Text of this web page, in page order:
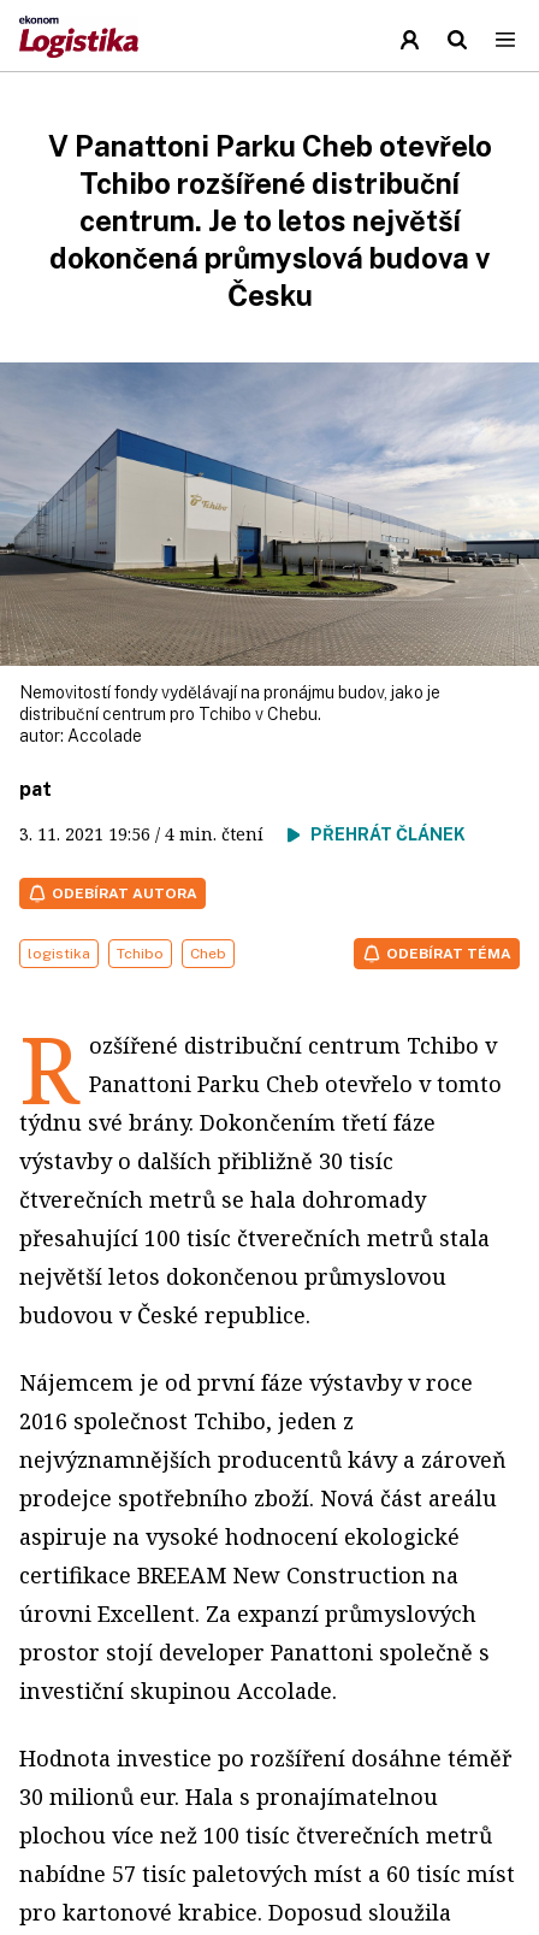
V Panattoni Parku Cheb otevřelo
Tchibo rozšířené distribuční
centrum. Je to letos největší
dokončená průmyslová budova v
Česku
Nemovitostí fondy vydělávají na pronájmu budov, jako je
distribuční centrum pro Tchibo v Chebu.
autor: Accolade
pat
3. 11. 2021 19:56 / 4 min. čtení PŘEHRÁT ČLÁNEK
ODEBÍRAT AUTORA
logistika Tchibo Cheb ODEBÍRAT TÉMA
R ozšířené distribuční centrum Tchibo v
Panattoni Parku Cheb otevřelo v tomto
týdnu své brány. Dokončením třetí fáze
výstavby o dalších přibližně 30 tisíc
čtverečních metrů se hala dohromady
přesahující 100 tisíc čtverečních metrů stala
největší letos dokončenou průmyslovou
budovou v České republice.
Nájemcem je od první fáze výstavby v roce
2016 společnost Tchibo, jeden z
nejvýznamnějších producentů kávy a zároveň
prodejce spotřebního zboží. Nová část areálu
aspiruje na vysoké hodnocení ekologické
certifikace BREEAM New Construction na
úrovni Excellent. Za expanzí průmyslových
prostor stojí developer Panattoni společně s
investiční skupinou Accolade.
Hodnota investice po rozšíření dosáhne téměř
30 milionů eur. Hala s pronajímatelnou
plochou více než 100 tisíc čtverečních metrů
nabídne 57 tisíc paletových míst a 60 tisíc míst
pro kartonové krabice. Doposud sloužila